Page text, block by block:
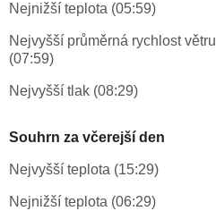
Nejnižší teplota (05:59)
Nejvyšší průměrná rychlost větru
(07:59)
Nejvyšší tlak (08:29)
Souhrn za včerejší den
Nejvyšší teplota (15:29)
Nejnižší teplota (06:29)